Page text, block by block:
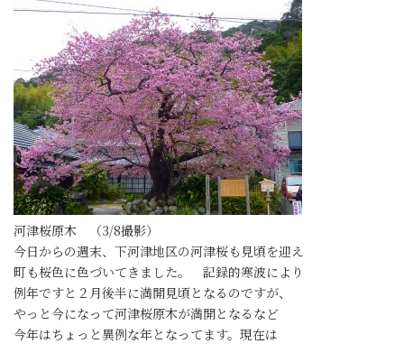
河津桜原木 （3/8撮影）
今日からの週末、下河津地区の河津桜も見頃を迎え
町も桜色に色づいてきました。 記録的寒波により
例年ですと２月後半に満開見頃となるのですが、
やっと今になって河津桜原木が満開となるなど
今年はちょっと異例な年となってます。現在は